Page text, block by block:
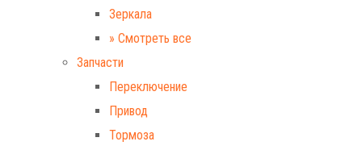
Зеркала
» Смотреть все
Запчасти
Переключение
Привод
Тормоза